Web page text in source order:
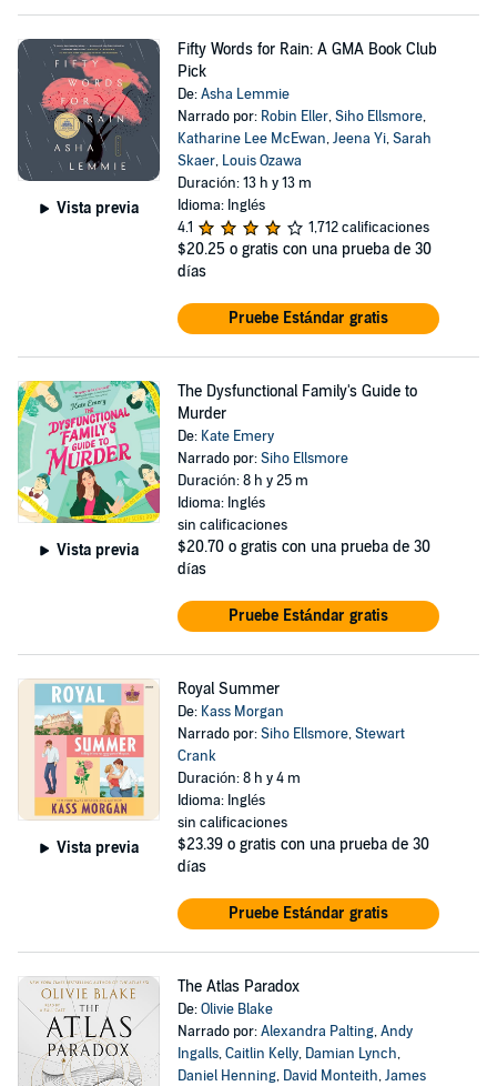
Vista previa
Fifty Words for Rain: A GMA Book Club
Pick
De:Asha Lemmie
Narrado por: Robin Eller,Siho Ellsmore,
Katharine Lee McEwan,Jeena Yi,Sarah
Skaer, Louis Ozawa
Duración: 13 h y 13 m
Idioma: Inglés
4.1
1,712 calificaciones
$20.25 o gratis con una prueba de 30
días
Pruebe Estándar gratis
Vista previa
The Dysfunctional Family's Guide to
Murder
De: Kate Emery
Narrado por:Siho Ellsmore
Duración: 8 h y 25 m
Idioma: Inglés
sin calificaciones
$20.70 o gratis con una prueba de 30
días
Pruebe Estándar gratis
Vista previa
Royal Summer
De: Kass Morgan
Narrado por:Siho Ellsmore,Stewart
Crank
Duración: 8 h y 4 m
Idioma: Inglés
sin calificaciones
$23.39 o gratis con una prueba de 30
días
Pruebe Estándar gratis
The Atlas Paradox
De:Olivie Blake
Narrado por:Alexandra Palting,Andy
Ingalls,Caitlin Kelly, Damian Lynch,
Daniel Henning, David Monteith,James